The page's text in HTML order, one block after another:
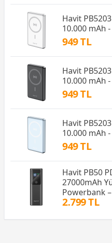
Havit
10.000 mAh
949 TL
Havit
10.000 mAh
949 TL
Havit
10.000 mAh
949 TL
Havit PB50
27000mAh
Powerbank
2.799 TL